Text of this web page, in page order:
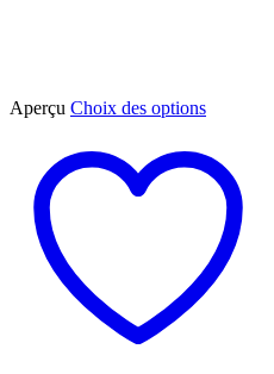
Aperçu Choix des optionsCe
a
plusieurs
variations.
Les
options
peuvent
être